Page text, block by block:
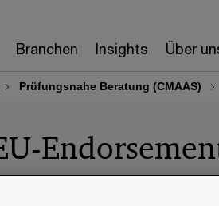
Branchen Insights Über
Prüfungsnahe Beratung (CMAAS)